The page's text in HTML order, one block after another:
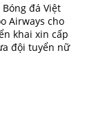
đá Việt
Airways cho
khai xin cấp
đội tuyển nữ